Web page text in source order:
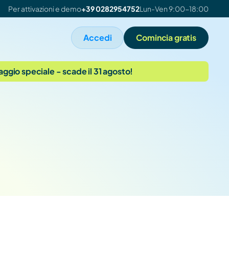
Per attivazioni e demo+39 0282954752Lun-Ven 9:00-18:00
Accedi Comincia gratis
speciale - scade il 31 agosto!